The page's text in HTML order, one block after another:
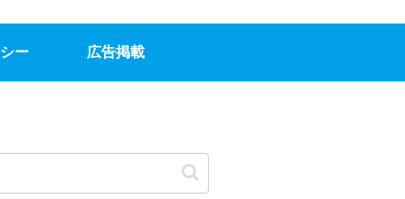
ー 広告掲載